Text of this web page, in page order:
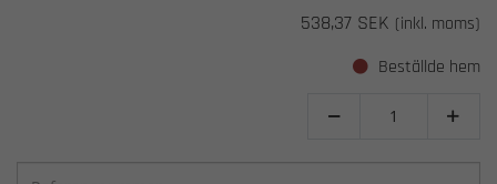
538,37 SEK (inkl. moms)
Beställde hem
 